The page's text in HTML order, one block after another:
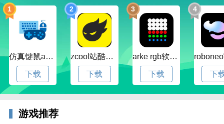
2、游戏中的人物非常的多，玩家可以根据自身的实力
选择，满级后才可以更换
3、一步一步，一步一步变得强大，百人的鲜血在战争
中流淌，是时候展现真正的实力了~
4、原始征途巨人网络超多的技术书随机的爆出，并且
还可以自由的学习，加强自己的技能损伤，协助角色轻
游戏玩法
1
仿真键鼠app官方版下载v1.4.3.58 安卓最新版
下载
2
zcool站酷官方版下载v5.15.0 安卓最新版本
下载
3
arke rgb软件下载v20.0 安卓版
下载
4
下
游戏推荐